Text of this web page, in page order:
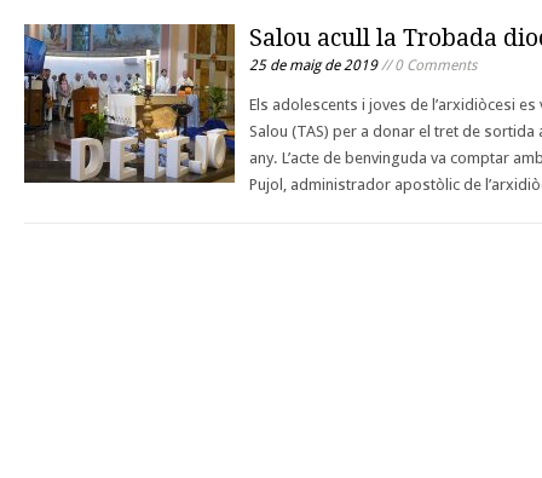
Salou acull la Trobada
25 de maig de 2019// 0 Comments
Els adolescents i joves de l’arxidiòcesi
Salou (TAS) per a donar el tret de sortida
any. L’acte de benvinguda va comptar
Pujol, administrador apostòlic de